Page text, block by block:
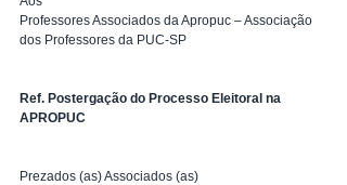
Professores Associados da Apropuc – Associação
dos Professores da PUC-SP
Ref. Postergação do Processo Eleitoral na
APROPUC
Prezados (as) Associados (as)